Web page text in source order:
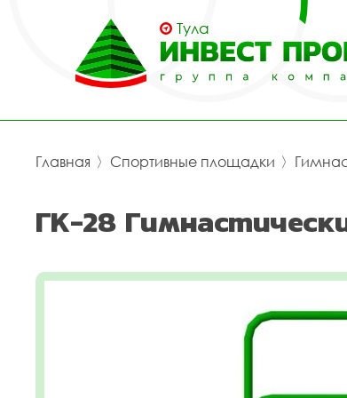
Тула
Главная 〉 Спортивные площадки 〉
ГК-28